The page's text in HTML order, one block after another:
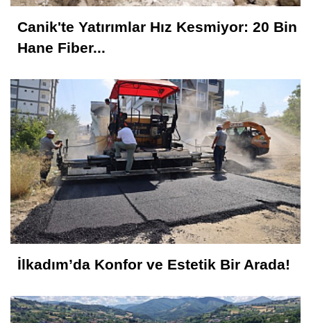
Canik'te Yatırımlar Hız Kesmiyor: 20 Bin
Hane Fiber...
İlkadım’da Konfor ve Estetik Bir Arada!